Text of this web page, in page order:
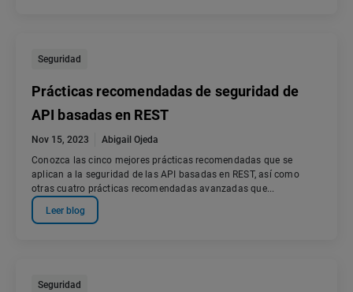
Seguridad
Prácticas recomendadas de seguridad de
API basadas en REST
Nov 15, 2023
Abigail Ojeda
Conozca las cinco mejores prácticas recomendadas que se
aplican a la seguridad de las API basadas en REST, así como
otras cuatro prácticas recomendadas avanzadas que...
Leer blog
Seguridad